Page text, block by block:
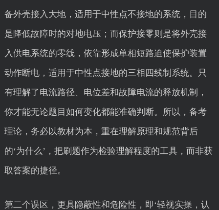
备外壳接入大地，适用于中性点不接地的系统，目的
是降低故障时的对地电压；而保护接零则是将外壳接
入供电系统的零线，依靠形成单相短路迫使保护装置
动作断电，适用于中性点接地的三相四线制系统。只
有理解了电流路径、电位差和故障电流的释放机制，
你才能无论题目如何变化都能准确判断。所以，备考
理论，务必以教材为本，重在理解原理和规范背后
的‘为什么’，把刷题作为检验理解程度的工具，而非获
取答案的捷径。
第二个误区，更具隐蔽性和危险性，即‘轻视实操，认